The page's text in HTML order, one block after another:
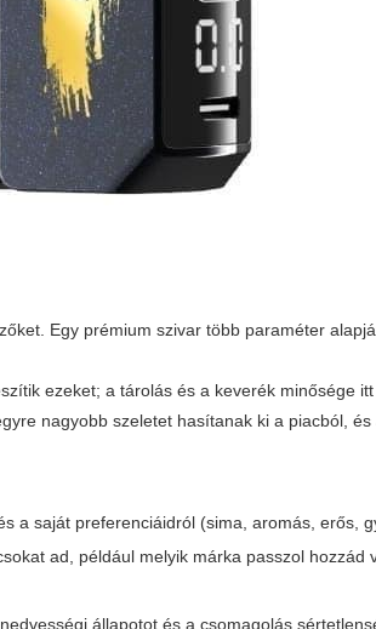
Egy prémium szivar több paraméter
ezeket; a tárolás és a keverék minősége
nagyobb szeletet hasítanak ki a piacból,
a saját preferenciáidról (sima, aromás, erős,
ad, például melyik márka passzol hozzád
állapotot és a csomagolás